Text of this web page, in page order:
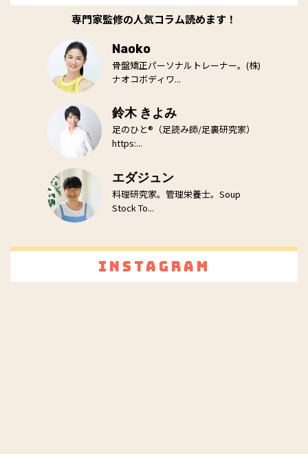
専門家監修の人気コラム読めます！
Naoko
骨盤矯正パーソナルトレーナー。(株)
ナオコボディワ...
鈴木 きよみ
足のひと®（足読み師/足裏研究家）
https:...
エダジュン
料理研究家。管理栄養士。Soup
Stock To...
Instagram